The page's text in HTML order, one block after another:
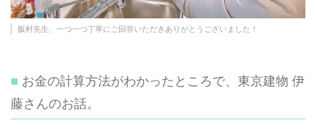
飯村先生、一つ一つ丁寧にご回答いただきありがとうございました！
お金の計算方法がわかったところで、東京建物 伊
藤さんのお話。